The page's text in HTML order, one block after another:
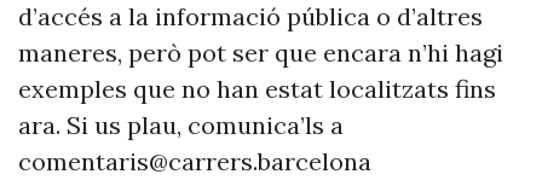
d’accés a la informació pública o d’altres
maneres, però pot ser que encara n’hi hagi
exemples que no han estat localitzats fins
ara. Si us plau, comunica’ls a
comentaris@carrers.barcelona